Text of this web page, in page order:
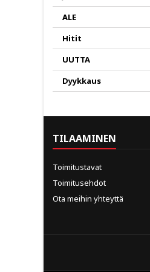
ALE
Hitit
UUTTA
Dyykkaus
TILAAMINEN
Toimitustavat
Toimitusehdot
Ota meihin yhteyttä